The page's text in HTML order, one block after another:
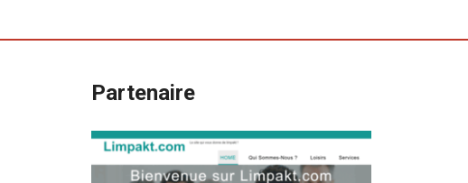
Partenaire